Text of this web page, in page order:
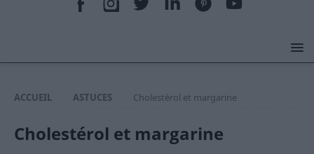
ACCUEIL ASTUCES Cholestérol et margarine
Cholestérol et margarine